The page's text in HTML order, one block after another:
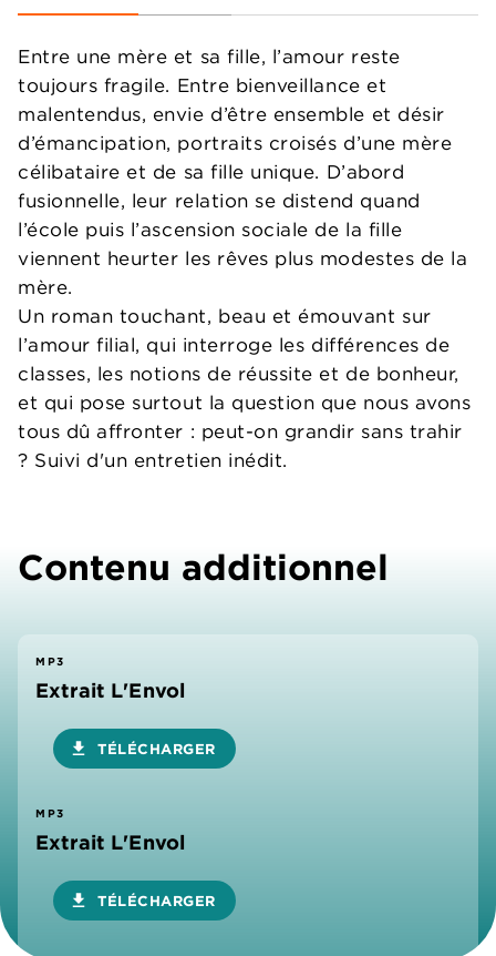
Entre une mère et sa fille, l’amour reste
toujours fragile. Entre bienveillance et
malentendus, envie d’être ensemble et désir
d’émancipation, portraits croisés d’une mère
célibataire et de sa fille unique. D’abord
fusionnelle, leur relation se distend quand
l’école puis l’ascension sociale de la fille
viennent heurter les rêves plus modestes de la
mère.
Un roman touchant, beau et émouvant sur
l’amour filial, qui interroge les différences de
classes, les notions de réussite et de bonheur,
et qui pose surtout la question que nous avons
tous dû affronter : peut-on grandir sans trahir
? Suivi d'un entretien inédit.
Contenu additionnel
MP3
Extrait L'Envol
download TÉLÉCHARGER
MP3
Extrait L'Envol
download TÉLÉCHARGER